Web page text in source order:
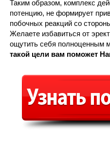
Таким образом, комплекс
потенцию, не формирует
побочных реакций со
Желаете избавиться от
ощутить себя полноценным
такой цели вам поможет